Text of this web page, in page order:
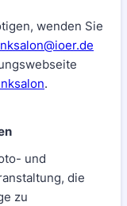
wenden Sie
.
und
die
zu